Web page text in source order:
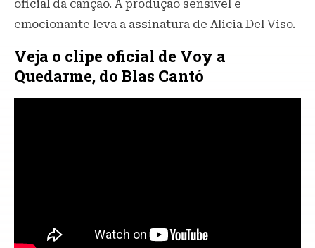
oficial da canção. A produção sensível e
emocionante leva a assinatura de Alicia Del Viso.
Veja o clipe oficial de Voy a
Quedarme, do Blas Cantó